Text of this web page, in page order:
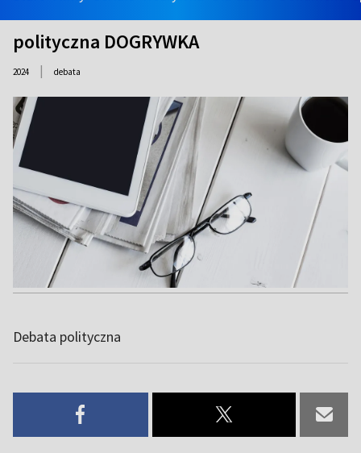
polityczna DOGRYWKA
2024 | debata
Debata polityczna